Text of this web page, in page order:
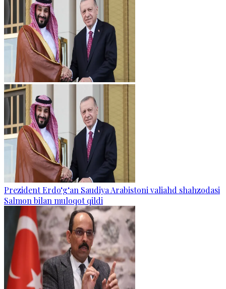
Prezident Erdo‘g‘an Saudiya Arabistoni valiahd shahzodasi
Salmon bilan muloqot qildi